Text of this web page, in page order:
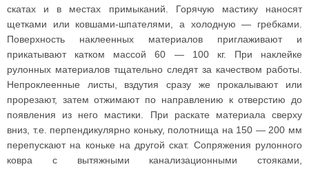
скатах и в местах примыканий. Горячую мастику наносят
щетками или ковшами-шпателями, а холодную — гребками.
Поверхность наклеенных материалов приглаживают и
прикатывают катком массой 60 — 100 кг. При наклейке
рулонных материалов тщательно следят за качеством работы.
Непроклеенные листы, вздутия сразу же прокалывают или
прорезают, затем отжимают по направлению к отверстию до
появления из него мастики. При раскате материала сверху
вниз, т.е. перпендикулярно коньку, полотнища на 150 — 200 мм
перепускают на коньке на другой скат. Сопряжения рулонного
ковра с вытяжными канализационными стояками,